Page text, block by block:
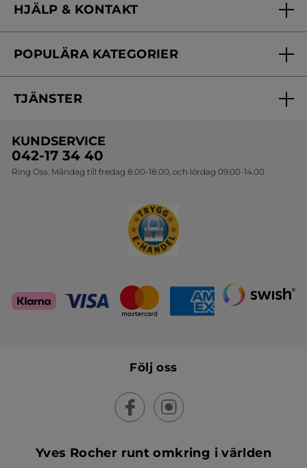
Vårt engagemang
Skönhetstips
HJÄLP & KONTAKT
Kontakta oss
Online prislista
POPULÄRA KATEGORIER
Erbjudanden
Travelsize
Sets
TJÄNSTER
Onlineprislista för postorder
KUNDSERVICE
042-17 34 40
Ring Oss. Måndag till fredag 8.00-18.00, och lördag 09.00-14.00
Följ oss
Yves Rocher runt omkring i världen